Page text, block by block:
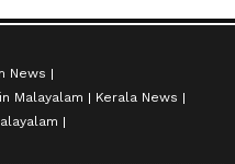
News
Malayalam
Kerala News